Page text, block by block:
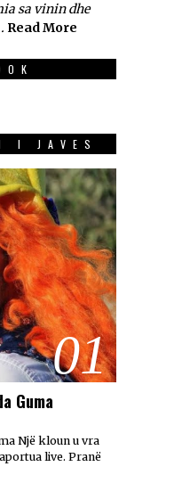
sa vinin dhe
Read More
I JAVES
01
Guma
Një kloun u vra
live. Pranë